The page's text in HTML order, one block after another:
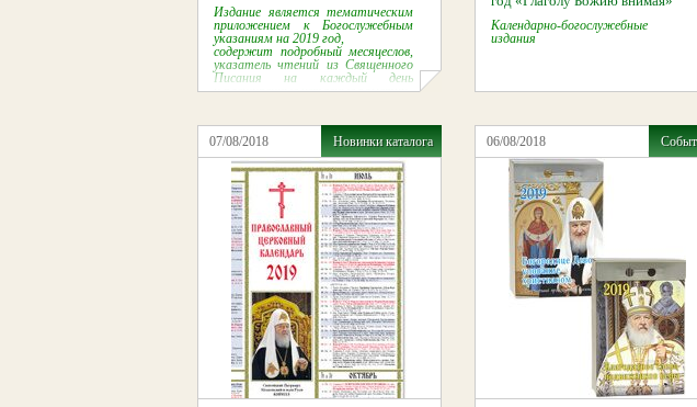
Издание является тематическим
приложением к Богослужебным
указаниям на 2019 год,
содержит подробный месяцеслов,
указатель чтений из Священного
Писания на каждый день
и расширенные уставные заметки.
Календарно-богослужебные
издания
07/08/2018 Новинки каталога 06/08/2018